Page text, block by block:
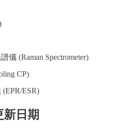
儀 (Raman Spectrometer)
CP)
ESR)
新日期